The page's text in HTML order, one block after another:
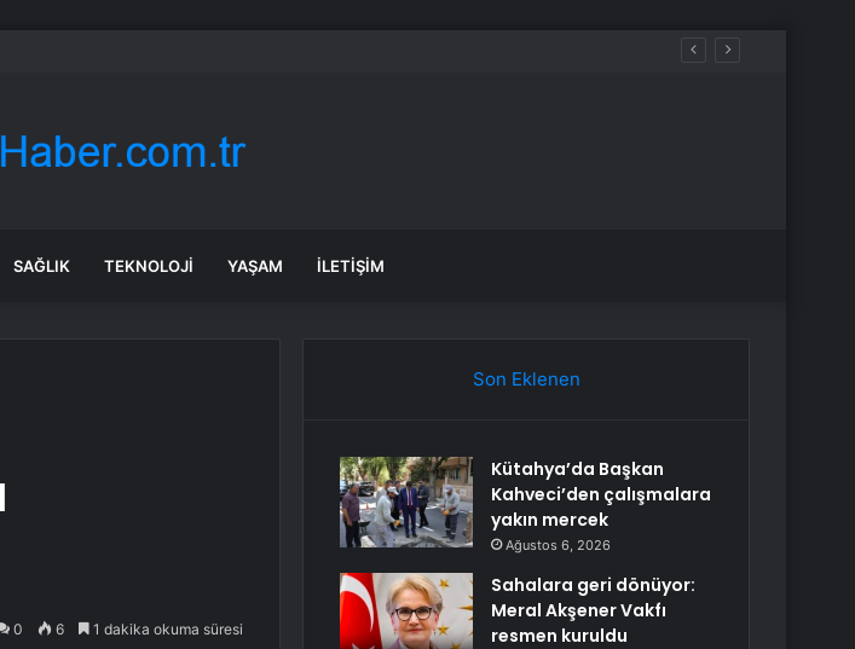
Vakfı resmen kuruldu
SAĞLIK TEKNOLOJI YAŞAM İLETIŞIM
0 6 1 dakika okuma süresi
Son Eklenen
Kütahya’da Başkan
Kahveci’den çalışmalara
yakın mercek
Ağustos 6, 2026
Sahalara geri dönüyor:
Meral Akşener Vakfı
resmen kuruldu